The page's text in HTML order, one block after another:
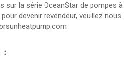
sur la série OceanStar de pompes à
devenir revendeur, veuillez nous
：